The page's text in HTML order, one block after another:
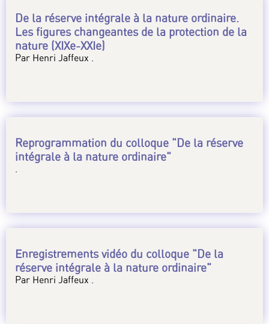
De la réserve intégrale à la nature ordinaire.
Les figures changeantes de la protection de la
nature (XIXe-XXIe)
Par Henri Jaffeux .
Reprogrammation du colloque "De la réserve
intégrale à la nature ordinaire"
.
Enregistrements vidéo du colloque "De la
réserve intégrale à la nature ordinaire"
Par Henri Jaffeux .